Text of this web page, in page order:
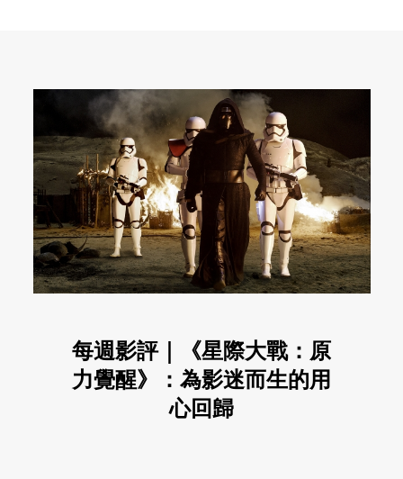
每週影評｜《星際大戰：原
力覺醒》：為影迷而生的用
心回歸